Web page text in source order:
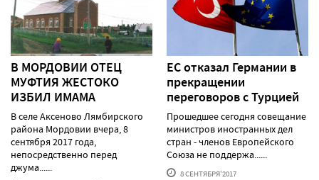
В МОРДОВИИ ОТЕЦ
МУФТИЯ ЖЕСТОКО
ИЗБИЛ ИМАМА
В селе Аксеново Лямбирского
района Мордовии вчера, 8
сентября 2017 года,
непосредственно перед
джума......
ЕС отказал Германии в
прекращении
переговоров с Турцией
Прошедшее сегодня совещание
министров иностранных дел
стран - членов Европейского
Союза не поддержа......
8 СЕНТЯБРЯ'2017